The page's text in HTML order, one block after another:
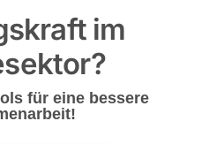
im
für eine bessere